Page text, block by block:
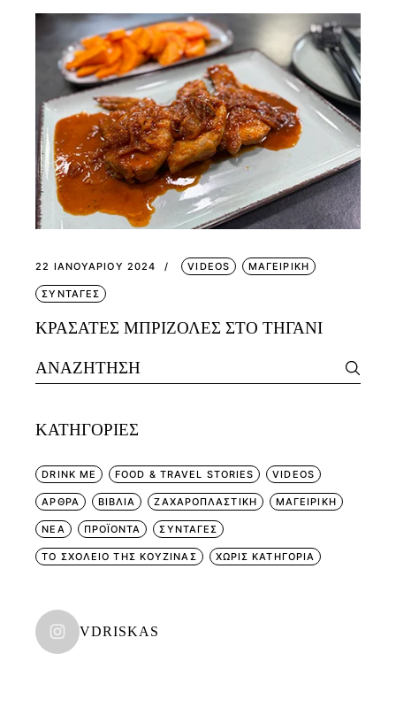
22 ΙΑΝΟΥΑΡΊΟΥ 2024 VIDEOS ΜΑΓΕΙΡΙΚΗ
ΣΥΝΤΑΓΕΣ
ΚΡΑΣΑΤΕΣ ΜΠΡΙΖΟΛΕΣ ΣΤΟ ΤΗΓΑΝΙ
Search
for:
KΑΤΗΓΟΡΊΕΣ
DRINK ME FOOD & TRAVEL STORIES VIDEOS
ΑΡΘΡΑ ΒΙΒΛΙΑ ΖΑΧΑΡΟΠΛΑΣΤΙΚΗ ΜΑΓΕΙΡΙΚΗ
ΝΕΑ ΠΡΟΪΟΝΤΑ ΣΥΝΤΑΓΕΣ
ΤΟ ΣΧΟΛΕΙΟ ΤΗΣ ΚΟΥΖΙΝΑΣ ΧΩΡΊΣ ΚΑΤΗΓΟΡΊΑ
VDRISKAS